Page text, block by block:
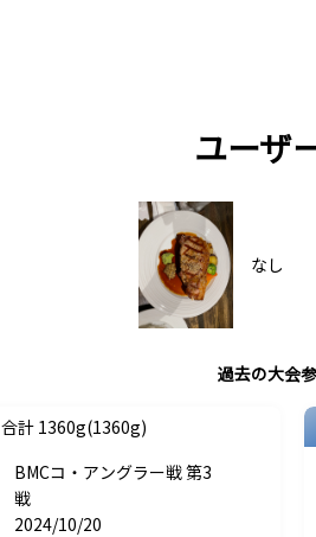
ユーザ
なし
過去の大会
合計 1360g(1360g)
BMCコ・アングラー戦 第3
戦
2024/10/20